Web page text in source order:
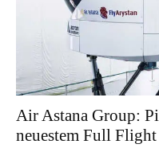
Air Astana Group:
neuestem Full